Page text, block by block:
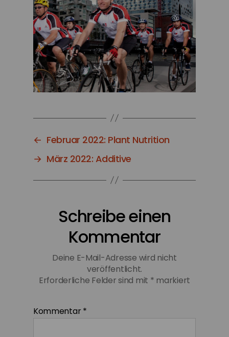
← Februar 2022: Plant Nutrition
→ März 2022: Additive
Schreibe einen
Kommentar
Deine E-Mail-Adresse wird nicht
veröffentlicht.
Erforderliche Felder sind mit * markiert
Kommentar*